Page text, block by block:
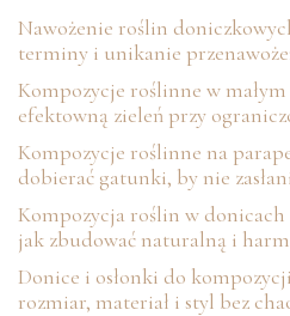
Nawożenie roślin
terminy i unikanie
Kompozycje roślinne w
efektowną zieleń przy
Kompozycje roślinne na
dobierać gatunki, by nie
Kompozycja roślin w donicach
jak zbudować naturalną i
Donice i osłonki do
rozmiar, materiał i styl bez